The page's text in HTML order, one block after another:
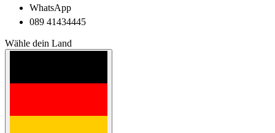
WhatsApp
089 41434445
Wähle dein Land